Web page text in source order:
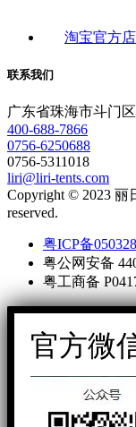
淘宝官方
联系我们
广东省珠海市斗门
400-688-7866
0756-6250688
0756-5311018
liri@liri-tents.com
Copyright © 2023
reserved.
粤ICP备
粤公网安备
粤工商备
官方微